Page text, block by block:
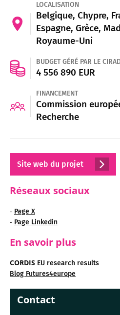
LOCALISATION
Belgique, Chypre,
Espagne, Grèce,
Royaume-Uni
BUDGET GÉRÉ PAR LE
4 556 890 EUR
FINANCEMENT
Commission
Recherche
Site web du projet
Réseaux sociaux
- Page X
- Page Linkedin
En savoir plus
CORDIS EU research results
Blog Futures4europe
Contact